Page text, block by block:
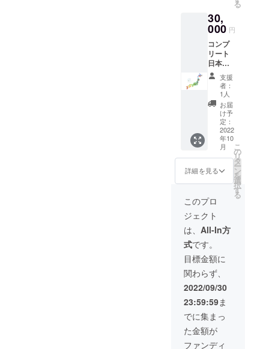
予定】
10月 ※
締切と
同時に
制作に
入り、
随時発
送予定
考欄に
北海道
か沖縄
をご指
定下さ
い。 一
般販売
時想定
価格
（税
込）※販
売未
定
4,400円
（本体
価格
3,850円
550円）
【発送
予定】
10月 ※
締切と
同時に
制作に
入り、
随時発
送予定
る
30,
000 円
コンプ
リート
日本全
国セッ
ト（47
都道府
県+淡路
島）１
セット
をお送
りしま
す。
一般販
売時想
定価格
（税
込）※販
売未
定
42,680
円（本
体価格
41,800
円+送料
880円）
【発送
予定】
10月 ※
締切と
同時に
制作に
入り、
支援
者：
1人
お届
け予
定：
2022
年10
月
詳細を見る
こ
の
リ
タ
ー
ン
を
選
択
す
る
このプロ
ジェクト
は、 All-In方
式です。
目標金額に
関わらず、
2022/09/30
23:59:59ま
でに集まっ
た金額が
ファンディ